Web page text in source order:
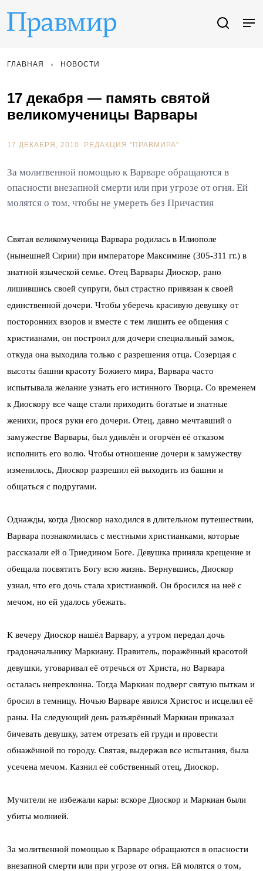
ГЛАВНАЯ НОВОСТИ
17 декабря — память святой
великомученицы Варвары
17 ДЕКАБРЯ, 2010. РЕДАКЦИЯ "ПРАВМИРА"
За молитвенной помощью к Варваре обращаются в
опасности внезапной смерти или при угрозе от огня. Ей
молятся о том, чтобы не умереть без Причастия
Святая великомученица Варвара родилась в Илиополе
(нынешней Сирии) при императоре Максимине (305-311 гг.) в
знатной языческой семье. Отец Варвары Диоскор, рано
лишившись своей супруги, был страстно привязан к своей
единственной дочери. Чтобы уберечь красивую девушку от
посторонних взоров и вместе с тем лишить ее общения с
христианами, он построил для дочери специальный замок,
откуда она выходила только с разрешения отца. Созерцая с
высоты башни красоту Божиего мира, Варвара часто
испытывала желание узнать его истинного Творца. Со временем
к Диоскору все чаще стали приходить богатые и знатные
женихи, прося руки его дочери. Отец, давно мечтавший о
замужестве Варвары, был удивлён и огорчён её отказом
исполнить его волю. Чтобы отношение дочери к замужеству
изменилось, Диоскор разрешил ей выходить из башни и
общаться с подругами.
Однажды, когда Диоскор находился в длительном путешествии,
Варвара познакомилась с местными христианками, которые
рассказали ей о Триедином Боге. Девушка приняла крещение и
обещала посвятить Богу всю жизнь. Вернувшись, Диоскор
узнал, что его дочь стала христианкой. Он бросился на неё с
мечом, но ей удалось убежать.
К вечеру Диоскор нашёл Варвару, а утром передал дочь
градоначальнику Маркиану. Правитель, поражённый красотой
девушки, уговаривал её отречься от Христа, но Варвара
осталась непреклонна. Тогда Маркиан подверг святую пыткам и
бросил в темницу. Ночью Варваре явился Христос и исцелил её
раны. На следующий день разъярённый Маркиан приказал
бичевать девушку, затем отрезать ей груди и провести
обнажённой по городу. Святая, выдержав все испытания, была
усечена мечом. Казнил её собственный отец, Диоскор.
Мучители не избежали кары: вскоре Диоскор и Маркиан были
убиты молнией.
За молитвенной помощью к Варваре обращаются в опасности
внезапной смерти или при угрозе от огня. Ей молятся о том,